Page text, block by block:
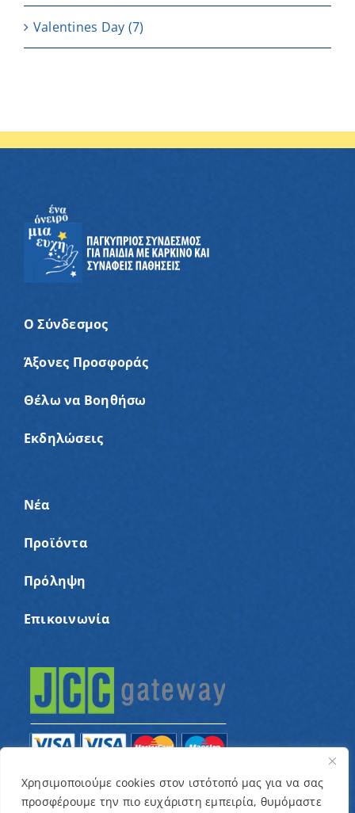
Χρησιμοποιούμε cookies στον ιστότοπό μας για να σας
προσφέρουμε την πιο ευχάριστη εμπειρία, θυμόμαστε
Valentines Day (7)
Ο Σύνδεσμος
Άξονες Προσφοράς
Θέλω να Βοηθήσω
Εκδηλώσεις
Νέα
Προϊόντα
Πρόληψη
Επικοινωνία
© Copyright 2022 – Παγκύπριος Σύνδεσμος για